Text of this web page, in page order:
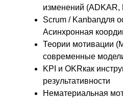
изменений (ADKAR,
Scrum / Kanbanдля
Асинхронная
Теории мотивации
современные
KPI и OKRкак
результативности
Нематериальная